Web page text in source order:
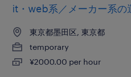
it・web系／メーカー系の
東京都墨田区, 東京都
temporary
¥2000.00 per hour